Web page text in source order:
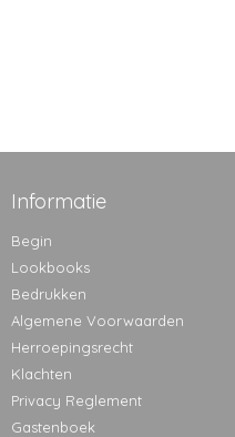
Informatie
Begin
Lookbooks
Bedrukken
Algemene Voorwaarden
Herroepingsrecht
Klachten
Privacy Reglement
Gastenboek